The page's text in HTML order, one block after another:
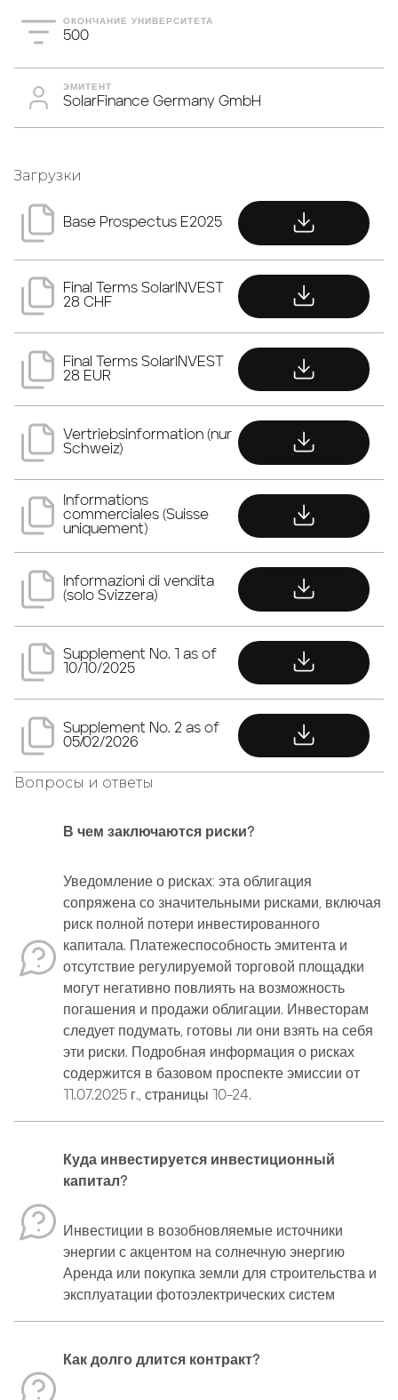
ОКОНЧАНИЕ УНИВЕРСИТЕТА
500
ЭМИТЕНТ
SolarFinance Germany GmbH
Загрузки
Base Prospectus E2025
download
Final Terms SolarINVEST
28 CHF
download
Final Terms SolarINVEST
28 EUR
download
Vertriebsinformation (nur
Schweiz)
download
Informations
commerciales (Suisse
uniquement)
download
Informazioni di vendita
(solo Svizzera)
download
Supplement No. 1 as of
10/10/2025
download
Supplement No. 2 as of
05/02/2026
download
Вопросы и ответы
В чем заключаются риски?
Уведомление о рисках: эта облигация
сопряжена со значительными рисками, включая
риск полной потери инвестированного
капитала. Платежеспособность эмитента и
отсутствие регулируемой торговой площадки
могут негативно повлиять на возможность
погашения и продажи облигации. Инвесторам
следует подумать, готовы ли они взять на себя
эти риски. Подробная информация о рисках
содержится в базовом проспекте эмиссии от
11.07.2025 г., страницы 10-24.
Куда инвестируется инвестиционный
капитал?
Инвестиции в возобновляемые источники
энергии с акцентом на солнечную энергию
Аренда или покупка земли для строительства и
эксплуатации фотоэлектрических систем
Как долго длится контракт?